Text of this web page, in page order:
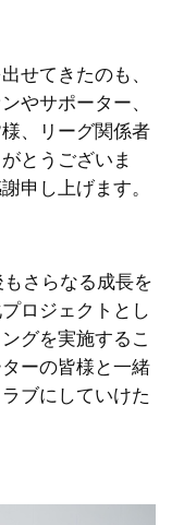
せてきたのも、
やサポーター、
、リーグ関係者
とうございま
申し上げます。
さらなる成長を
ロジェクトとし
グを実施するこ
ーの皆様と一緒
ブにしていけた